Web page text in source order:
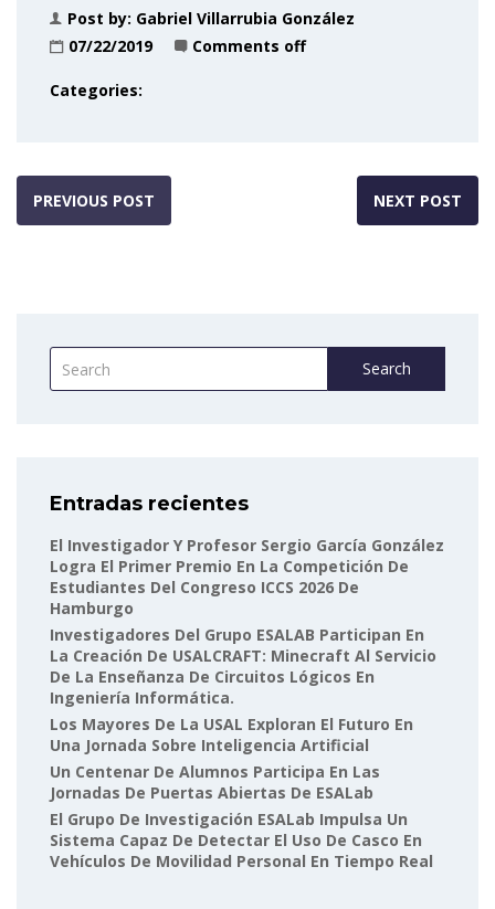
Post by: Gabriel Villarrubia González
07/22/2019
Comments off
Categories:
PREVIOUS POST NEXT POST
Search
Entradas recientes
El Investigador Y Profesor Sergio García González
Logra El Primer Premio En La Competición De
Estudiantes Del Congreso ICCS 2026 De
Hamburgo
Investigadores Del Grupo ESALAB Participan En
La Creación De USALCRAFT: Minecraft Al Servicio
De La Enseñanza De Circuitos Lógicos En
Ingeniería Informática.
Los Mayores De La USAL Exploran El Futuro En
Una Jornada Sobre Inteligencia Artificial
Un Centenar De Alumnos Participa En Las
Jornadas De Puertas Abiertas De ESALab
El Grupo De Investigación ESALab Impulsa Un
Sistema Capaz De Detectar El Uso De Casco En
Vehículos De Movilidad Personal En Tiempo Real